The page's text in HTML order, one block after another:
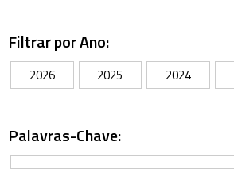
Filtrar por Ano:
2026 2025 2024
Palavras-Chave: